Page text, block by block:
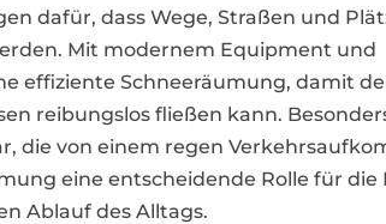
dafür, dass Wege, Straßen und
Mit modernem Equipment und
effiziente Schneeräumung, damit
reibungslos fließen kann.
die von einem regen
eine entscheidende Rolle für die
Ablauf des Alltags.